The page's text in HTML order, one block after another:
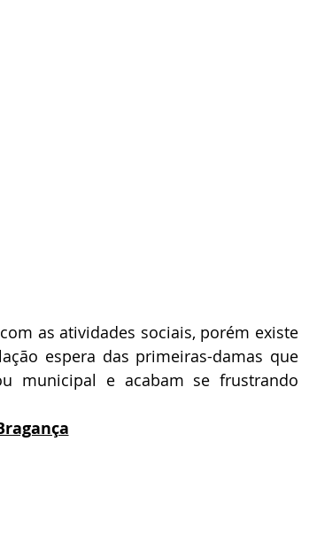
as atividades sociais, porém existe
espera das primeiras-damas que
municipal e acabam se frustrando